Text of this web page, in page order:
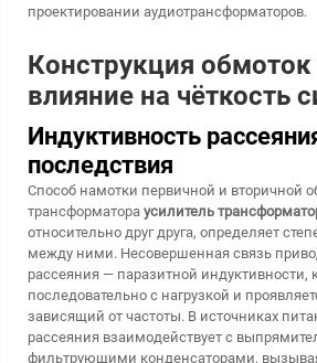
проектировании аудиотрансформаторов.
Конструкция обмоток
влияние на чёткость
Индуктивность
последствия
Способ намотки первичной и вторичной
трансформатора усилитель
относительно друг друга, определяет
между ними. Несовершенная связь
рассеяния — паразитной индуктивности,
последовательно с нагрузкой и
зависящий от частоты. В источниках
рассеяния взаимодействует с
фильтрующими конденсаторами,